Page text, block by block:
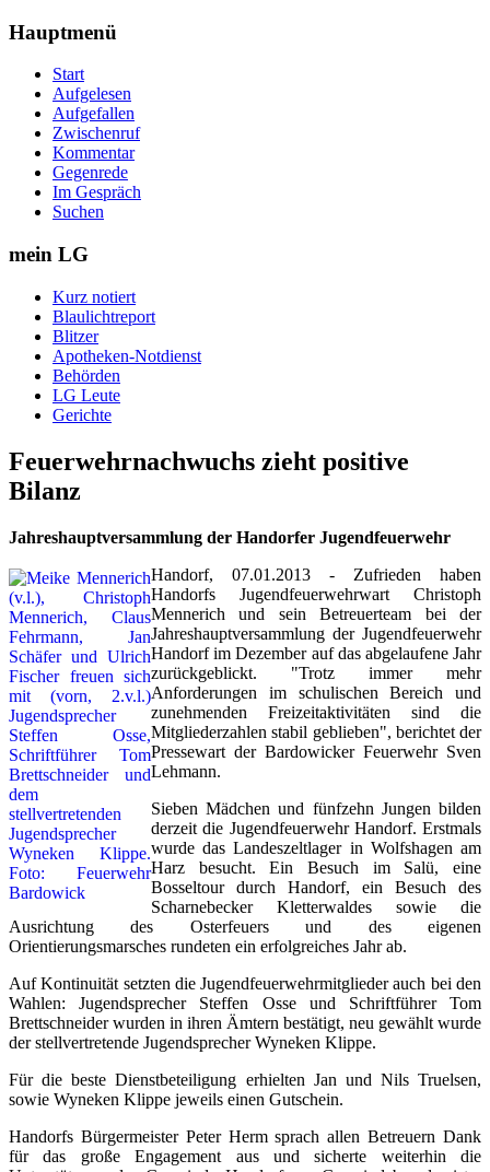
Hauptmenü
Start
Aufgelesen
Aufgefallen
Zwischenruf
Kommentar
Gegenrede
Im Gespräch
Suchen
mein LG
Kurz notiert
Blaulichtreport
Blitzer
Apotheken-Notdienst
Behörden
LG Leute
Gerichte
Feuerwehrnachwuchs zieht positive
Bilanz
Jahreshauptversammlung der Handorfer Jugendfeuerwehr
Handorf, 07.01.2013 - Zufrieden haben
Handorfs Jugendfeuerwehrwart Christoph
Mennerich und sein Betreuerteam bei der
Jahreshauptversammlung der Jugendfeuerwehr
Handorf im Dezember auf das abgelaufene Jahr
zurückgeblickt. "Trotz immer mehr
Anforderungen im schulischen Bereich und
zunehmenden Freizeitaktivitäten sind die
Mitgliederzahlen stabil geblieben", berichtet der
Pressewart der Bardowicker Feuerwehr Sven
Lehmann.
Sieben Mädchen und fünfzehn Jungen bilden
derzeit die Jugendfeuerwehr Handorf. Erstmals
wurde das Landeszeltlager in Wolfshagen am
Harz besucht. Ein Besuch im Salü, eine
Bosseltour durch Handorf, ein Besuch des
Scharnebecker Kletterwaldes sowie die
Ausrichtung des Osterfeuers und des eigenen
Orientierungsmarsches rundeten ein erfolgreiches Jahr ab.
Auf Kontinuität setzten die Jugendfeuerwehrmitglieder auch bei den
Wahlen: Jugendsprecher Steffen Osse und Schriftführer Tom
Brettschneider wurden in ihren Ämtern bestätigt, neu gewählt wurde
der stellvertretende Jugendsprecher Wyneken Klippe.
Für die beste Dienstbeteiligung erhielten Jan und Nils Truelsen,
sowie Wyneken Klippe jeweils einen Gutschein.
Handorfs Bürgermeister Peter Herm sprach allen Betreuern Dank
für das große Engagement aus und sicherte weiterhin die